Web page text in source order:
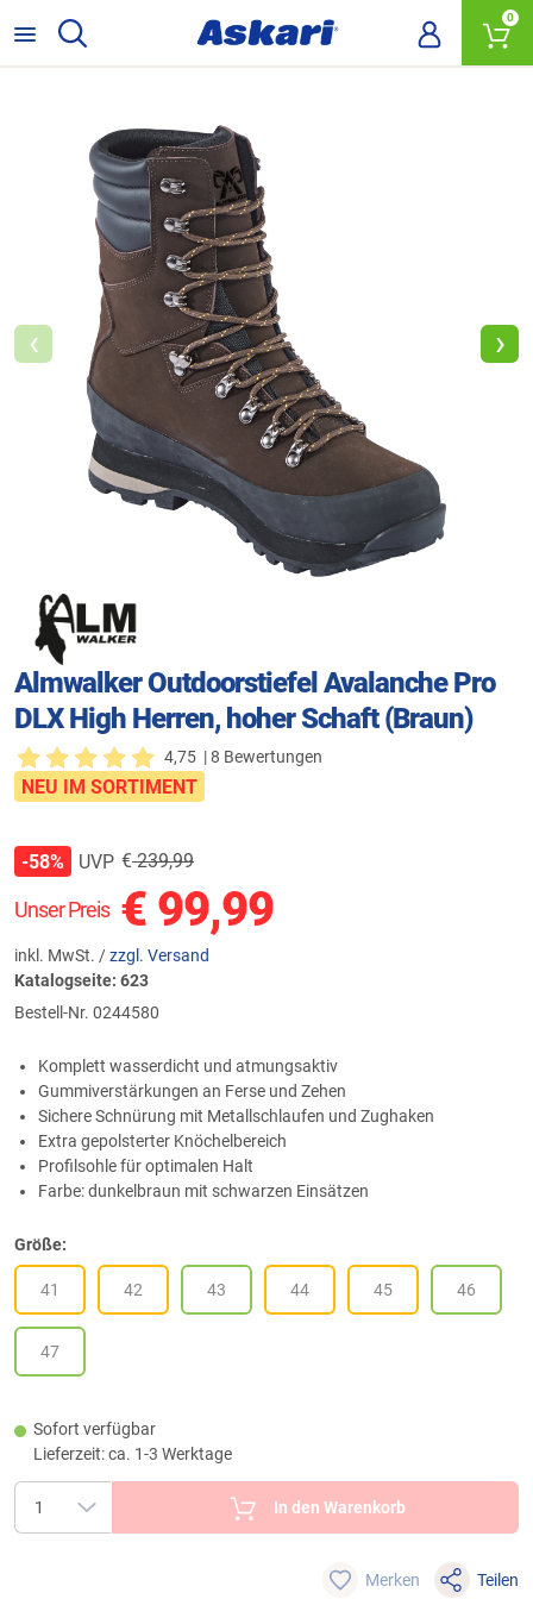
0
‹ ›
Almwalker Outdoorstiefel Avalanche Pro
DLX High Herren, hoher Schaft (Braun)
4,75 | 8 Bewertungen
NEU IM SORTIMENT
Unser Preis € 99,99
inkl. MwSt. /zzgl. Versand
-58% UVP €239,99
Katalogseite: 623
Bestell-Nr. 0244580
Komplett wasserdicht und atmungsaktiv
Gummiverstärkungen an Ferse und Zehen
Sichere Schnürung mit Metallschlaufen und Zughaken
Extra gepolsterter Knöchelbereich
Profilsohle für optimalen Halt
Farbe: dunkelbraun mit schwarzen Einsätzen
Größe:
41 42 43 44 45 46
47
Sofort verfügbar
Lieferzeit: ca. 1-3 Werktage
In den Warenkorb
Merken Teilen